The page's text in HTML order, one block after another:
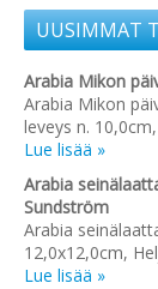
UUSIMMAT
Arabia Mikon
Arabia Mikon
leveys n.
Lue lisää »
Arabia
Sundström
Arabia
12,0x12,0cm,
Lue lisää »